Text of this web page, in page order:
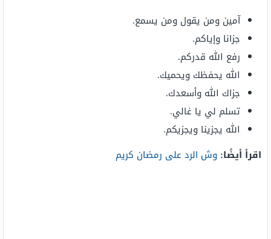
آمين ومن يقول ومن يسمع.
جزانا وإياكم.
رفع الله قدركم.
الله يحفظك ويحميك.
جزاك الله وأسعدك.
تسلم لي يا غالي.
الله يجزينا ويجزيكم.
اقرأ أيضًا: وش الرد على رمضان كريم